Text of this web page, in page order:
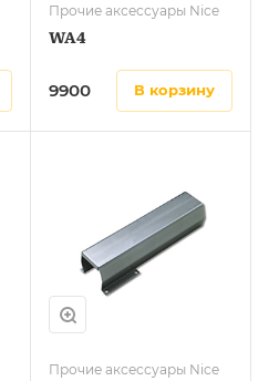
Прочие аксессуары Nice
WA4
9900 в корзину
Прочие аксессуары Nice